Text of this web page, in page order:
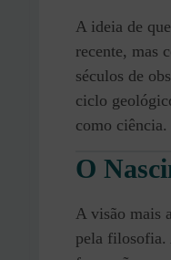
A ideia de
recente, mas
séculos de
ciclo
como ciência.
O
A visão mais
pela filosofia.